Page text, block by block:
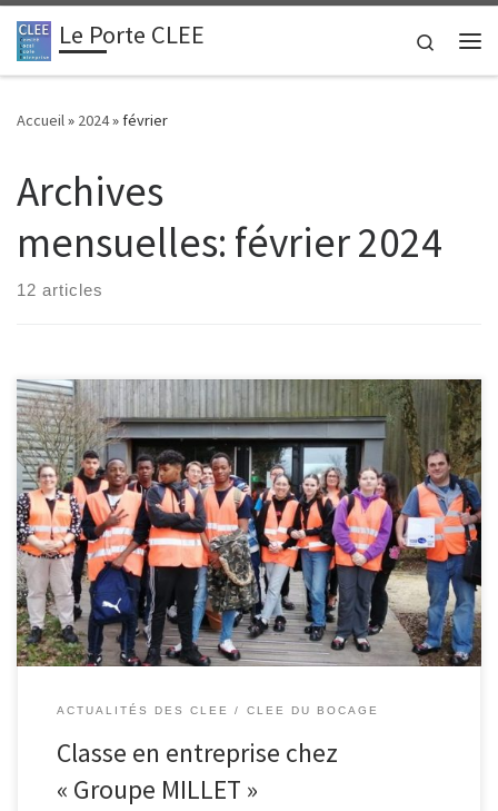
Passer au contenu
Le Porte CLEE
Search
Accueil» 2024»février
Archives
mensuelles: février 2024
12 articles
Quelle belle expérience pour 22 troisièmes prépa-métiers du
Lycée Professionnel Léonard De Vinci de Bressuire, qui ont eu la
chance de faire classe en entreprise pendant deux jours chez
« Groupe MILLET » à Bressuire. Une immersion riche de sens qui a
permis à chacun de découvrir le fonctionnement d’une entreprise
et […]
ACTUALITÉS DES CLEE CLEE DU BOCAGE
Classe en entreprise chez
« Groupe MILLET »